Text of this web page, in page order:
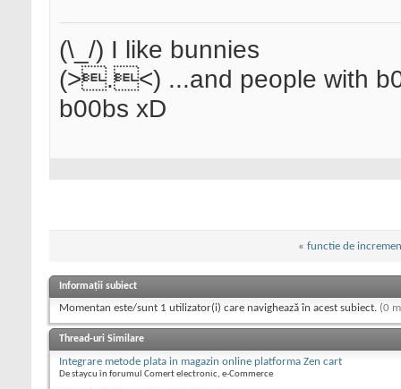
(\_/) I like bunnies
(>.<) ...and people with
b00bs xD
« functie de
Informații subiect
Momentan este/sunt 1 utilizator(i) care navighează în acest subiect. (0
Thread-uri Similare
Integrare metode plata in magazin online platforma Zen cart
De staycu în forumul Comert electronic, e-Commerce